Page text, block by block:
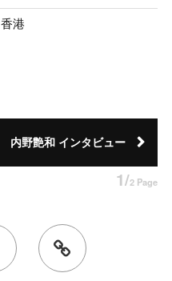
香港
内野艶和 インタビュー
1/2 Page